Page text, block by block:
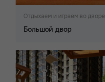
Отдыхаем и играем во дворе
Большой двор